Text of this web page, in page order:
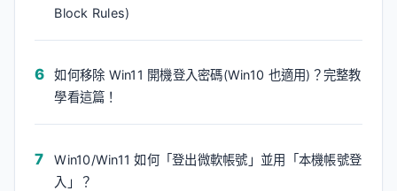
Block Rules)
如何移除 Win11 開機登入密碼(Win10 也適用)？完整教
學看這篇！
Win10/Win11 如何「登出微軟帳號」並用「本機帳號登
入」？